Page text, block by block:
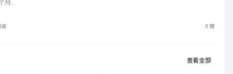
月...
读 0 赞
查看全部